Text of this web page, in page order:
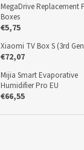
MegaDrive Replacement
Boxes
€5,75
Xiaomi TV Box S (3rd
€72,07
Mijia Smart Evaporative
Humidifier Pro EU
€66,55